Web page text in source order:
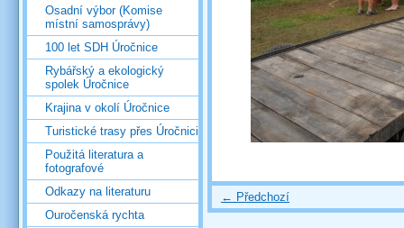
← Předchozí
Osadní výbor (Komise
místní samosprávy)
100 let SDH Úročnice
Rybářský a ekologický
spolek Úročnice
Krajina v okolí Úročnice
Turistické trasy přes Úročnici
Použitá literatura a
fotografové
Odkazy na literaturu
Ouročenská rychta